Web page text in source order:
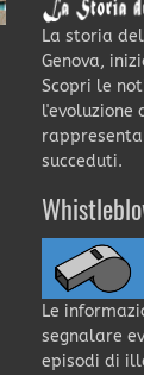
La storia
Genova,
Scopri le
l'evoluzione
succeduti.
Le
segnalare
episodi di